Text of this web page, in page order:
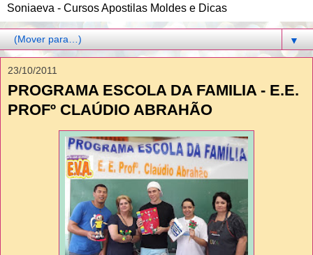
Soniaeva - Cursos Apostilas Moldes e Dicas
▼
23/10/2011
PROGRAMA ESCOLA DA FAMILIA - E.E.
PROFº CLAÚDIO ABRAHÃO